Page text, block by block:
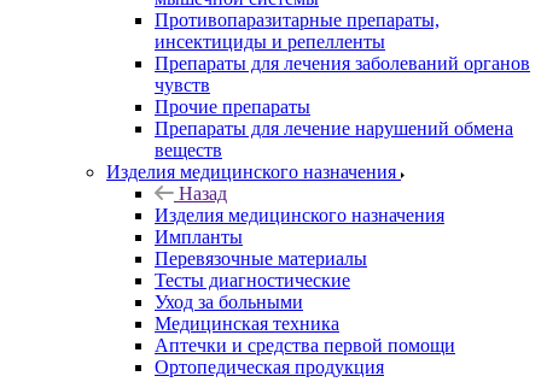
Противопаразитарные препараты,
инсектициды и репелленты
Препараты для лечения заболеваний органов
чувств
Прочие препараты
Препараты для лечение нарушений обмена
веществ
Изделия медицинского назначения
Назад
Изделия медицинского назначения
Импланты
Перевязочные материалы
Тесты диагностические
Уход за больными
Медицинская техника
Аптечки и средства первой помощи
Ортопедическая продукция